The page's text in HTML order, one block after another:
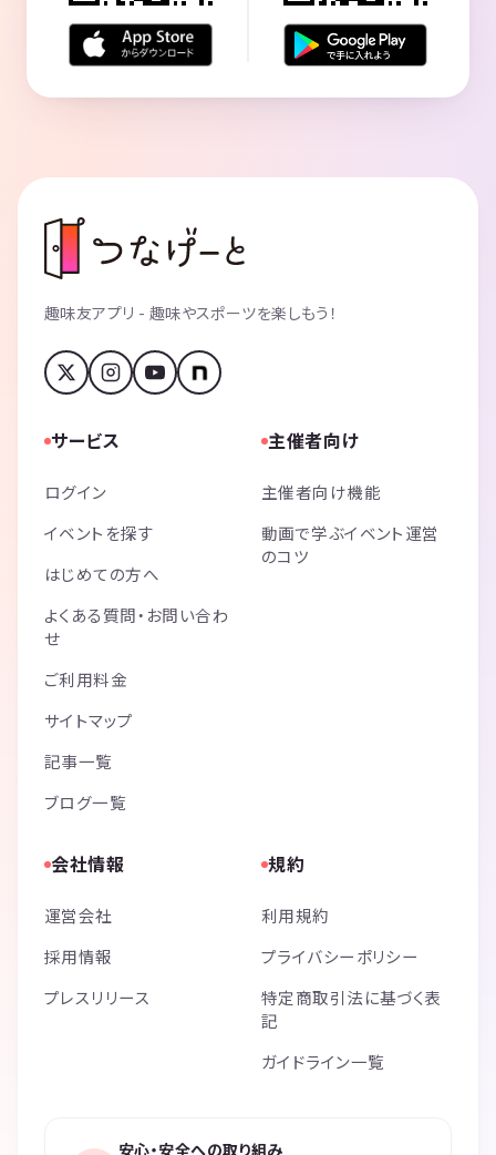
趣味友アプリ - 趣味やスポーツを楽しもう！
サービス
ログイン
イベントを探す
はじめての方へ
よくある質問・お問い合わ
せ
ご利用料金
サイトマップ
記事一覧
ブログ一覧
主催者向け
主催者向け機能
動画で学ぶイベント運営
のコツ
会社情報
運営会社
採用情報
プレスリリース
規約
利用規約
プライバシーポリシー
特定商取引法に基づく表
記
ガイドライン一覧
安心・安全への取り組み